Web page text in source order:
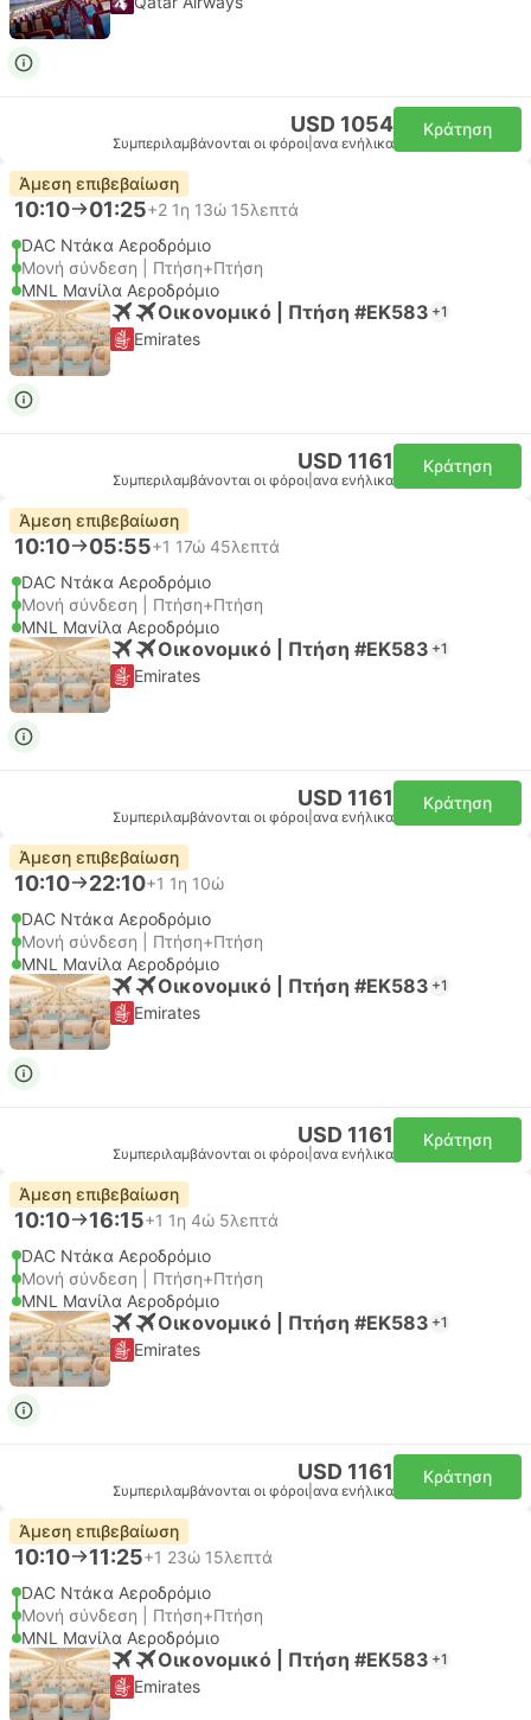
USD 1054
Συμπεριλαμβάνονται οι φόροι ανα ενήλικα
Κράτηση
Άμεση επιβεβαίωση
10:10 01:25+2 1η 13ώ 15λεπτά
DAC Ντάκα Αεροδρόμιο
Μονή σύνδεση | Πτήση+Πτήση
MNL Μανίλα Αεροδρόμιο
Οικονομικό | Πτήση #EK583 +1
Emirates
USD 1161
Συμπεριλαμβάνονται οι φόροι ανα ενήλικα
Κράτηση
Άμεση επιβεβαίωση
10:10 05:55+1 17ώ 45λεπτά
DAC Ντάκα Αεροδρόμιο
Μονή σύνδεση | Πτήση+Πτήση
MNL Μανίλα Αεροδρόμιο
Οικονομικό | Πτήση #EK583 +1
Emirates
USD 1161
Συμπεριλαμβάνονται οι φόροι ανα ενήλικα
Κράτηση
Άμεση επιβεβαίωση
10:10 22:10+1 1η 10ώ
DAC Ντάκα Αεροδρόμιο
Μονή σύνδεση | Πτήση+Πτήση
MNL Μανίλα Αεροδρόμιο
Οικονομικό | Πτήση #EK583 +1
Emirates
USD 1161
Συμπεριλαμβάνονται οι φόροι ανα ενήλικα
Κράτηση
Άμεση επιβεβαίωση
10:10 16:15+1 1η 4ώ 5λεπτά
DAC Ντάκα Αεροδρόμιο
Μονή σύνδεση | Πτήση+Πτήση
MNL Μανίλα Αεροδρόμιο
Οικονομικό | Πτήση #EK583 +1
Emirates
USD 1161
Συμπεριλαμβάνονται οι φόροι ανα ενήλικα
Κράτηση
Άμεση επιβεβαίωση
10:10 11:25+1 23ώ 15λεπτά
DAC Ντάκα Αεροδρόμιο
Μονή σύνδεση | Πτήση+Πτήση
MNL Μανίλα Αεροδρόμιο
Οικονομικό | Πτήση #EK583 +1
Emirates